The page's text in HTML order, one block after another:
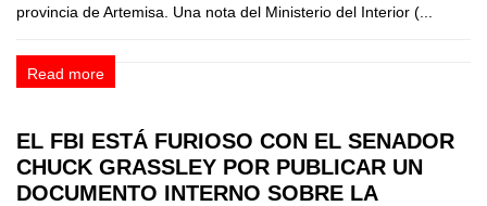
provincia de Artemisa. Una nota del Ministerio del Interior (...
Read more
EL FBI ESTÁ FURIOSO CON EL SENADOR
CHUCK GRASSLEY POR PUBLICAR UN
DOCUMENTO INTERNO SOBRE LA